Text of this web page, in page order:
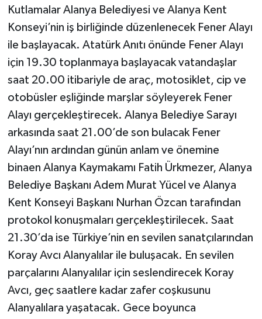
Kutlamalar Alanya Belediyesi ve Alanya Kent
Konseyi’nin iş birliğinde düzenlenecek Fener Alayı
ile başlayacak. Atatürk Anıtı önünde Fener Alayı
için 19.30 toplanmaya başlayacak vatandaşlar
saat 20.00 itibariyle de araç, motosiklet, cip ve
otobüsler eşliğinde marşlar söyleyerek Fener
Alayı gerçekleştirecek. Alanya Belediye Sarayı
arkasında saat 21.00’de son bulacak Fener
Alayı’nın ardından günün anlam ve önemine
binaen Alanya Kaymakamı Fatih Ürkmezer, Alanya
Belediye Başkanı Adem Murat Yücel ve Alanya
Kent Konseyi Başkanı Nurhan Özcan tarafından
protokol konuşmaları gerçekleştirilecek. Saat
21.30’da ise Türkiye’nin en sevilen sanatçılarından
Koray Avcı Alanyalılar ile buluşacak. En sevilen
parçalarını Alanyalılar için seslendirecek Koray
Avcı, geç saatlere kadar zafer coşkusunu
Alanyalılara yaşatacak. Gece boyunca